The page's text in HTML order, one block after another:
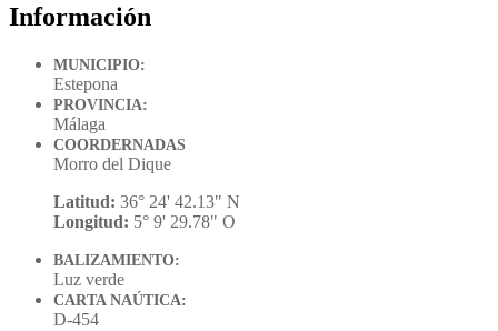
Información
MUNICIPIO:
Estepona
PROVINCIA:
Málaga
COORDERNADAS
Morro del Dique
Latitud: 36° 24' 42.13" N
Longitud: 5° 9' 29.78" O
BALIZAMIENTO:
Luz verde
CARTA NAÚTICA:
D-454